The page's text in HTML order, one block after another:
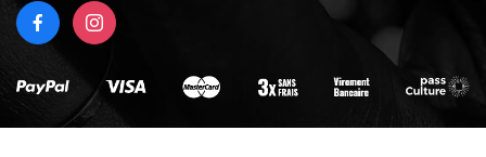
FACEBOOKINSTAGRAM